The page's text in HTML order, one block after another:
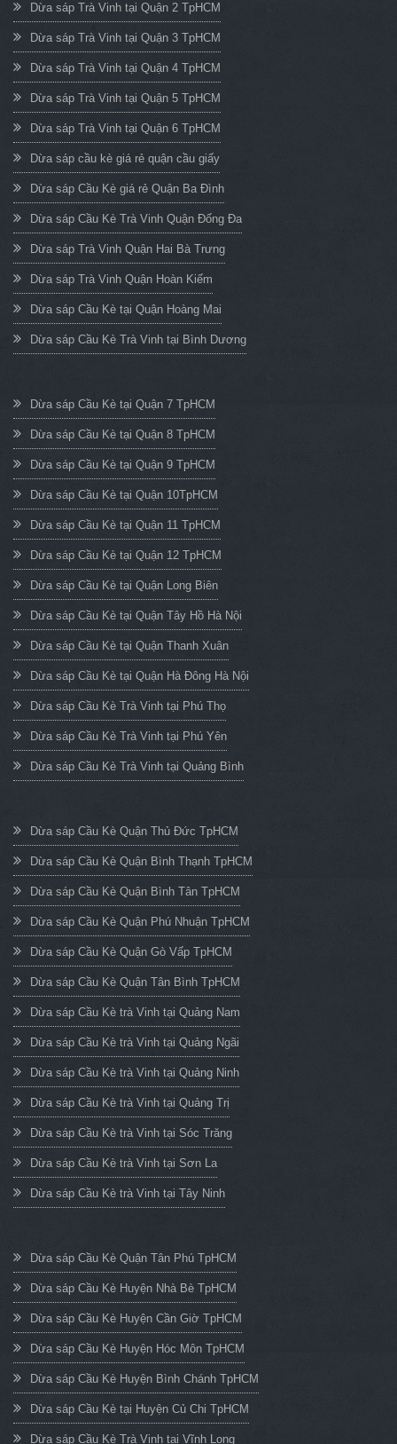
Dừa sáp Trà Vinh tại Quận 2 TpHCM
Dừa sáp Trà Vinh tại Quận 3 TpHCM
Dừa sáp Trà Vinh tại Quận 4 TpHCM
Dừa sáp Trà Vinh tại Quận 5 TpHCM
Dừa sáp Trà Vinh tại Quận 6 TpHCM
Dừa sáp cầu kè giá rẻ quận cầu giấy
Dừa sáp Cầu Kè giá rẻ Quận Ba Đình
Dừa sáp Cầu Kè Trà Vinh Quận Đống Đa
Dừa sáp Trà Vinh Quận Hai Bà Trưng
Dừa sáp Trà Vinh Quận Hoàn Kiếm
Dừa sáp Cầu Kè tại Quận Hoàng Mai
Dừa sáp Cầu Kè Trà Vinh tại Bình Dương
Dừa sáp Cầu Kè tại Quận 7 TpHCM
Dừa sáp Cầu Kè tại Quận 8 TpHCM
Dừa sáp Cầu Kè tại Quận 9 TpHCM
Dừa sáp Cầu Kè tại Quận 10TpHCM
Dừa sáp Cầu Kè tại Quận 11 TpHCM
Dừa sáp Cầu Kè tại Quận 12 TpHCM
Dừa sáp Cầu Kè tại Quận Long Biên
Dừa sáp Cầu Kè tại Quận Tây Hồ Hà Nội
Dừa sáp Cầu Kè tại Quận Thanh Xuân
Dừa sáp Cầu Kè tại Quận Hà Đông Hà Nội
Dừa sáp Cầu Kè Trà Vinh tại Phú Thọ
Dừa sáp Cầu Kè Trà Vinh tại Phú Yên
Dừa sáp Cầu Kè Trà Vinh tại Quảng Bình
Dừa sáp Cầu Kè Quận Thủ Đức TpHCM
Dừa sáp Cầu Kè Quận Bình Thạnh TpHCM
Dừa sáp Cầu Kè Quận Bình Tân TpHCM
Dừa sáp Cầu Kè Quận Phú Nhuận TpHCM
Dừa sáp Cầu Kè Quận Gò Vấp TpHCM
Dừa sáp Cầu Kè Quận Tân Bình TpHCM
Dừa sáp Cầu Kè trà Vinh tại Quảng Nam
Dừa sáp Cầu Kè trà Vinh tại Quảng Ngãi
Dừa sáp Cầu Kè trà Vinh tại Quảng Ninh
Dừa sáp Cầu Kè trà Vinh tại Quảng Trị
Dừa sáp Cầu Kè trà Vinh tại Sóc Trăng
Dừa sáp Cầu Kè trà Vinh tại Sơn La
Dừa sáp Cầu Kè trà Vinh tại Tây Ninh
Dừa sáp Cầu Kè Quận Tân Phú TpHCM
Dừa sáp Cầu Kè Huyện Nhà Bè TpHCM
Dừa sáp Cầu Kè Huyện Cần Giờ TpHCM
Dừa sáp Cầu Kè Huyện Hóc Môn TpHCM
Dừa sáp Cầu Kè Huyện Bình Chánh TpHCM
Dừa sáp Cầu Kè tại Huyện Củ Chi TpHCM
Dừa sáp Cầu Kè Trà Vinh tại Vĩnh Long